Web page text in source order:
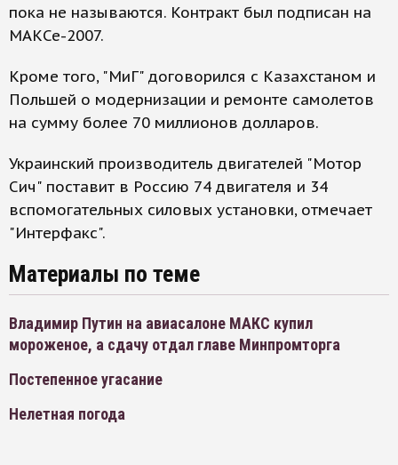
пока не называются. Контракт был подписан на
МАКСе-2007.
Кроме того, "МиГ" договорился с Казахстаном и
Польшей о модернизации и ремонте самолетов
на сумму более 70 миллионов долларов.
Украинский производитель двигателей "Мотор
Сич" поставит в Россию 74 двигателя и 34
вспомогательных силовых установки, отмечает
"Интерфакс".
Материалы по теме
Владимир Путин на авиасалоне МАКС купил
мороженое, а сдачу отдал главе Минпромторга
Постепенное угасание
Нелетная погода